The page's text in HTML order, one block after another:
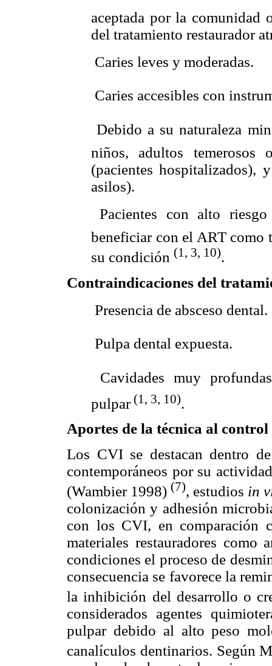
aceptada por la comunidad
del tratamiento restaurador
 Caries leves y moderadas.
 Caries accesibles con
 Debido a su naturaleza
niños, adultos temerosos
(pacientes hospitalizados),
asilos).
 Pacientes con alto
beneficiar con el ART como
su condición (1, 3, 10).
Contraindicaciones del
 Presencia de absceso dental.
 Pulpa dental expuesta.
 Cavidades muy
pulpar(1, 3, 10).
Aportes de la técnica al
Los CVI se destacan dentro
contemporáneos por su
(Wambier 1998) (7), estudios in
colonización y adhesión
con los CVI, en comparación
materiales restauradores como
condiciones el proceso de
consecuencia se favorece la
la inhibición del desarrollo o
considerados agentes
pulpar debido al alto peso
canalículos dentinarios. Según